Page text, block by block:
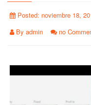
Posted: noviembre 18,
By admin no